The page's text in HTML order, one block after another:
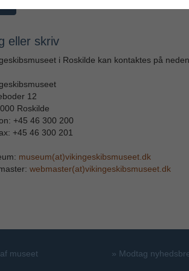
eller skriv
i Roskilde kan kontaktes på
12
Roskilde
+45 46 300 200
+45 46 300 201
museum(at)vikingeskibsmuseet.dk
webmaster(at)vikingeskibsmuseet.dk
museet » Modtag